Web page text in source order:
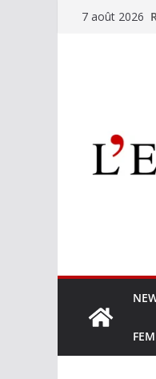
Passer7 août 2026